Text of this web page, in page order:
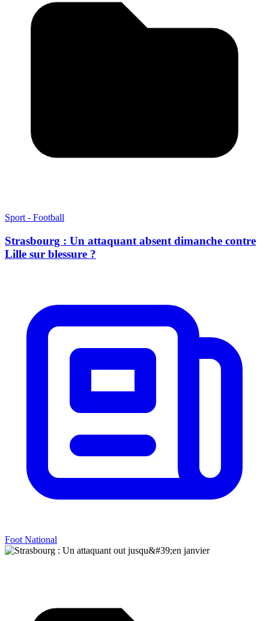
Sport - Football
Strasbourg : Un attaquant absent dimanche contre
Lille sur blessure ?
Foot National